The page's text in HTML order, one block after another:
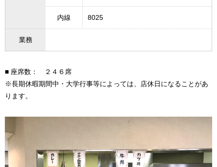
内線 8025
業務
■ 座席数： ２４６席
※長期休暇期間中・大学行事等によっては、店休日になることがあ
ります。